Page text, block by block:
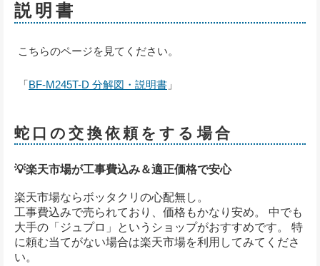
説明書
こちらのページを見てください。
「BF-M245T-D 分解図・説明書 」
蛇口の交換依頼をする場合
💡楽天市場が工事費込み＆適正価格で安心
楽天市場ならボッタクリの心配無し。
工事費込みで売られており、価格もかなり安め。 中でも
大手の「ジュプロ」というショップがおすすめです。 特
に頼む当てがない場合は楽天市場を利用してみてくださ
い。